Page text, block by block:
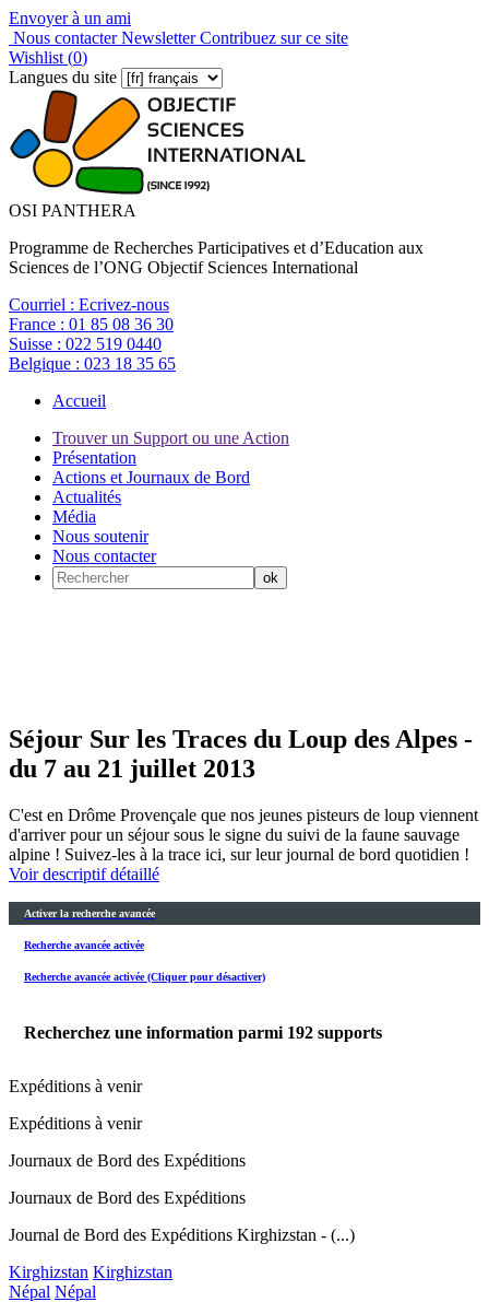
Envoyer à un ami
Nous contacterNewsletterContribuez sur ce site
Wishlist (0)
Langues du site
OSI PANTHERA
Programme de Recherches Participatives et d’Education aux
Sciences de l’ONG Objectif Sciences International
Courriel : Ecrivez-nous
France : 01 85 08 36 30
Suisse : 022 519 0440
Belgique : 023 18 35 65
Accueil
Trouver un Support ou une Action
Présentation
Actions et Journaux de Bord
Actualités
Média
Nous soutenir
Nous contacter
Séjour Sur les Traces du Loup des Alpes -
du 7 au 21 juillet 2013
C'est en Drôme Provençale que nos jeunes pisteurs de loup viennent
d'arriver pour un séjour sous le signe du suivi de la faune sauvage
alpine ! Suivez-les à la trace ici, sur leur journal de bord quotidien !
Voir descriptif détaillé
Activer la recherche avancée
Recherche avancée activée
Recherche avancée activée (Cliquer pour désactiver)
Recherchez une information parmi 192 supports
Expéditions à venir
Expéditions à venir
Journaux de Bord des Expéditions
Journaux de Bord des Expéditions
Journal de Bord des Expéditions Kirghizstan - (...)
Kirghizstan Kirghizstan
Népal Népal